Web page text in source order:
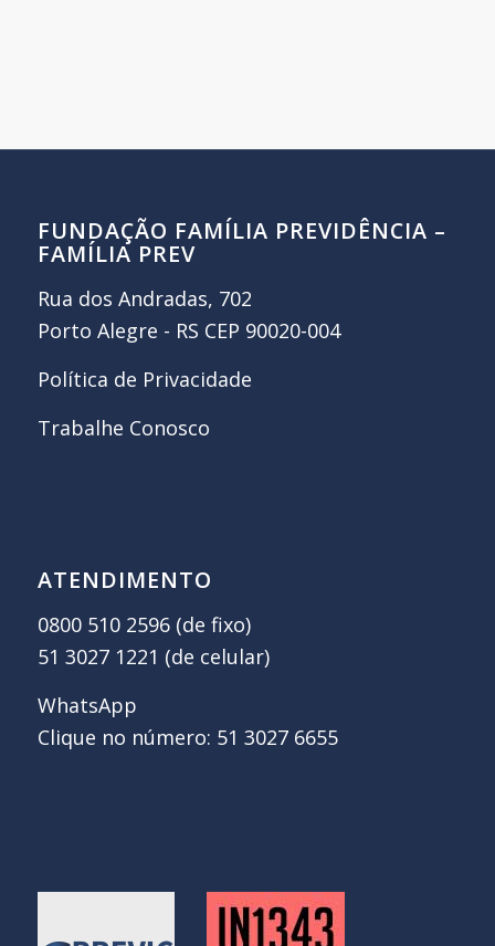
FUNDAÇÃO FAMÍLIA PREVIDÊNCIA –
FAMÍLIA PREV
Rua dos Andradas, 702
Porto Alegre - RS CEP 90020-004
Política de Privacidade
Trabalhe Conosco
ATENDIMENTO
0800 510 2596 (de fixo)
51 3027 1221 (de celular)
WhatsApp
Clique no número: 51 3027 6655